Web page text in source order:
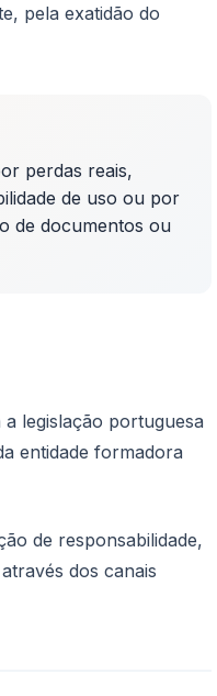
pela exatidão do
perdas reais,
de uso ou por
de documentos ou
legislação portuguesa
entidade formadora
de responsabilidade,
através dos canais